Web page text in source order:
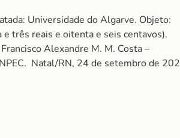
Universidade do Algarve. Objeto:
três reais e oitenta e seis centavos).
Alexandre M. M. Costa –
Natal/RN, 24 de setembro de